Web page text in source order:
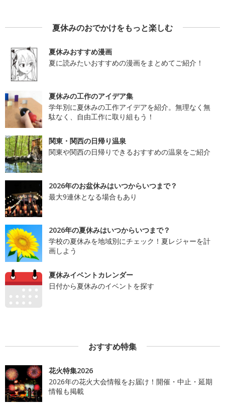
夏休みのおでかけをもっと楽しむ
夏休みおすすめ漫画
夏に読みたいおすすめの漫画をまとめてご紹介！
夏休みの工作のアイデア集
学年別に夏休みの工作アイデアを紹介。無理なく無
駄なく、自由工作に取り組もう！
関東・関西の日帰り温泉
関東や関西の日帰りできるおすすめの温泉をご紹介
2026年のお盆休みはいつからいつまで？
最大9連休となる場合もあり
2026年の夏休みはいつからいつまで？
学校の夏休みを地域別にチェック！夏レジャーを計
画しよう
夏休みイベントカレンダー
日付から夏休みのイベントを探す
おすすめ特集
花火特集2026
2026年の花火大会情報をお届け！開催・中止・延期
情報も掲載